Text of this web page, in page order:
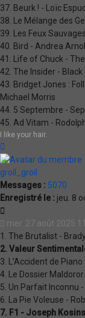
37. Beurk ! - Loïc
38. Le Mélange des
39. Les Feux
40. Bird - Andrea
41. Life of Chuck -
42. The Insider -
43. Bridget Jones :
Michael Morris
44. 5 Septembre -
45. Ad Vitam -
I like your hair.
groil_groil
Messages : 5070
Enregistré le : jeu. 8
mer. 27 août 2025
1. The Brutalist -
2. Valeur
3. L’Accident de
4. Le Dossier
5. Un Parfait Inconnu
6. La Pie Voleuse -
7. F1 - Joseph